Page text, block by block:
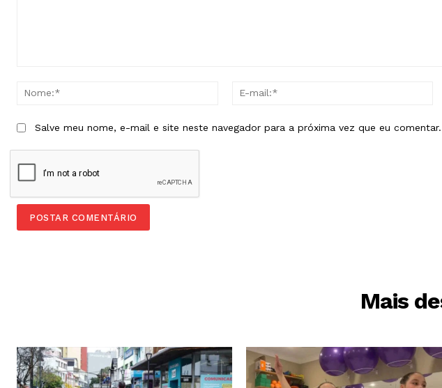
Nome:*
Salve meu nome, e-mail e site neste navegador para a próxima vez que eu comentar.
Mais